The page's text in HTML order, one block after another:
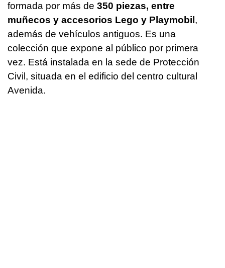
formada por más de 350 piezas, entre
muñecos y accesorios Lego y Playmobil ,
además de vehículos antiguos. Es una
colección que expone al público por primera
vez. Está instalada en la sede de Protección
Civil, situada en el edificio del centro cultural
Avenida.